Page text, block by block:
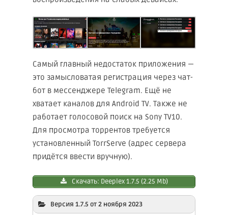
Самый главный недостаток приложения —
это замысловатая регистрация через чат-
бот в мессенджере Telegram. Ещё не
хватает каналов для Android TV. Также не
работает голосовой поиск на Sony TV10.
Для просмотра торрентов требуется
установленный TorrServe (адрес сервера
придётся ввести вручную).
Скачать: Deeplex 1.7.5 (2.25 Mb)
Версия 1.7.5 от 2 ноября 2023